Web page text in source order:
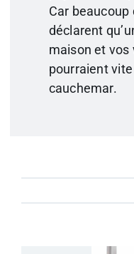
Car
déclarent
maison et vos
pourraient
cauchemar.